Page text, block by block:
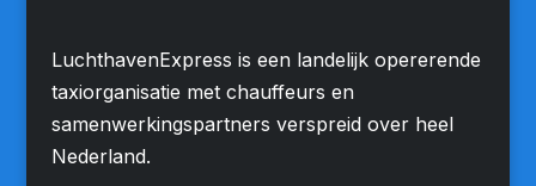
LuchthavenExpress is een landelijk opererende
taxiorganisatie met chauffeurs en
samenwerkingspartners verspreid over heel
Nederland.